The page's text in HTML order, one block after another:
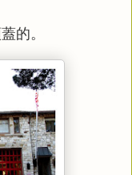
的。